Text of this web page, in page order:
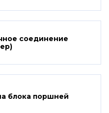
соединение
блока поршней